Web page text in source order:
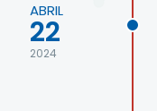
ABRIL
22
2024